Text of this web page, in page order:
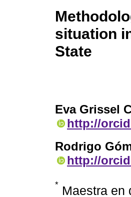
situation
State
Eva Grissel
http://
Rodrigo
http://
* Maestra en